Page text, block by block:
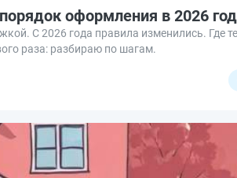
оформления в 2026
С 2026 года правила изменились. Где
раза: разбираю по шагам.